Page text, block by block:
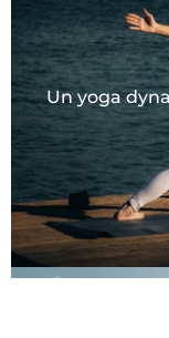
Un yoga